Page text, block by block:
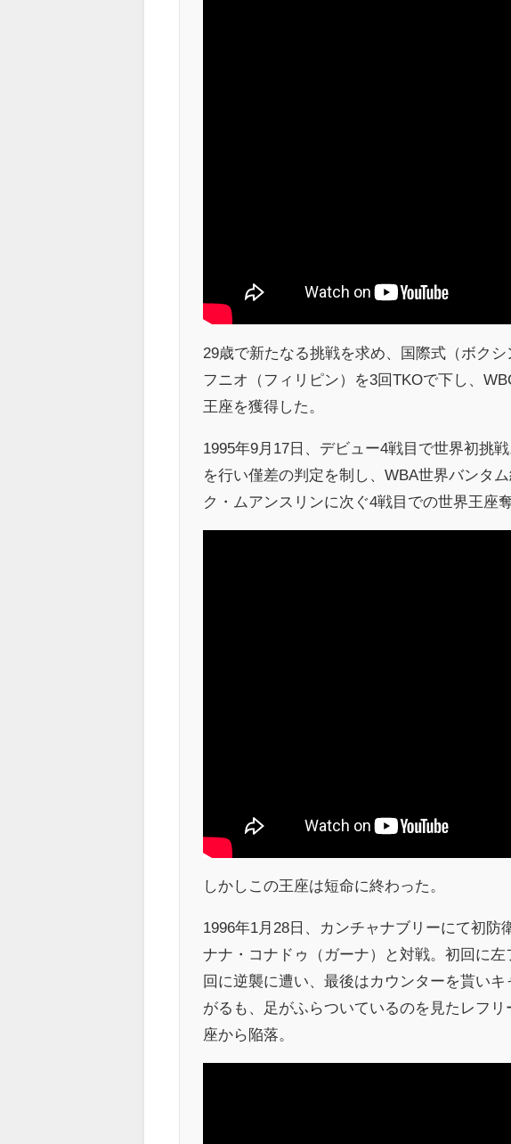
29歳で新たなる挑戦を求め、国際式（ボク
フニオ（フィリピン）を3回TKOで下し、
王座を獲得した。
1995年9月17日、デビュー4戦目で世界初挑
を行い僅差の判定を制し、WBA世界バンタ
ク・ムアンスリンに次ぐ4戦目での世界王座
しかしこの王座は短命に終わった。
1996年1月28日、カンチャナブリーにて初
ナナ・コナドゥ（ガーナ）と対戦。初回に
回に逆襲に遭い、最後はカウンターを貰い
がるも、足がふらついているのを見たレフ
座から陥落。